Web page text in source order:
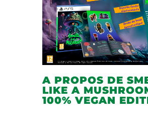
A PROPOS DE
LIKE A
100% VEGAN